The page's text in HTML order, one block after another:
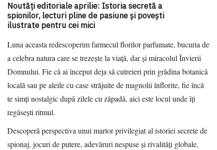
Noutăți editoriale aprilie: Istoria secretă a
spionilor, lecturi pline de pasiune și povești
ilustrate pentru cei mici
Luna aceasta redescoperim farmecul florilor parfumate, bucuria de
a celebra natura care se trezește la viață, dar și miracolul Învierii
Domnului. Fie că ai început deja să cutreieri prin grădina botanică
locală sau pe aleile cu case străjuite de magnolii înflorite, fie încă
te simți nostalgic după zilele cu zăpadă, aici este locul unde îți
regăsești ritmul.
Descoperă perspectiva unui martor privilegiat al istoriei secrete de
spionaj, jocuri de putere, adevăruri nespuse și rivalități globale,